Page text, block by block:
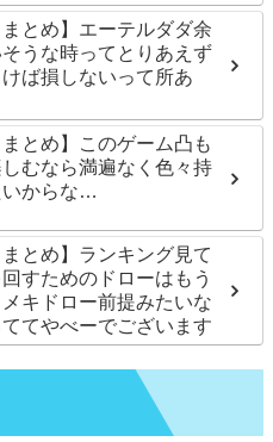
まとめ】エーテルダダ余
うな時ってとりあえず
ば損しないって所あ
まとめ】このゲーム凸も
むなら満遍なく色々持
いからな…
まとめ】ランキング見て
すためのドローはもう
キドロー前提みたいな
てやべーでございます